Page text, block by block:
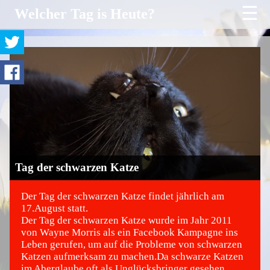
Welcher Tag is Heute? ☰
Tag der schwarzen Katze
©
Der Tag der schwarzen Katze findet jährlich am
17.August statt.
Der Tag der schwarzen Katze wurde im Jahr 2011
von Wayne Morris als ein Facebook Kampagne ins
Leben gerufen, um auf die Probleme von schwarzen
Katzen aufmerksam zu machen.Da schwarze Katzen